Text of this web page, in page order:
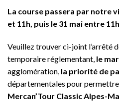
La course passera par notre
et 11h, puis le 31 mai entre
Veuillez trouver ci-joint l’arrêté
temporaire réglementant, le
agglomération, la priorité de
départementales pour
Mercan’Tour Classic Alpes-